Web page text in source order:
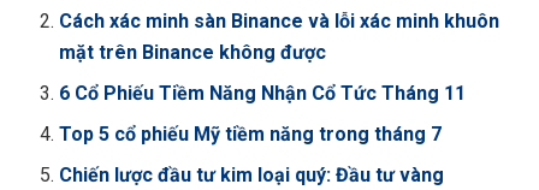
Cách xác minh sàn Binance và lỗi xác minh khuôn
mặt trên Binance không được
6 Cổ Phiếu Tiềm Năng Nhận Cổ Tức Tháng 11
Top 5 cổ phiếu Mỹ tiềm năng trong tháng 7
Chiến lược đầu tư kim loại quý: Đầu tư vàng